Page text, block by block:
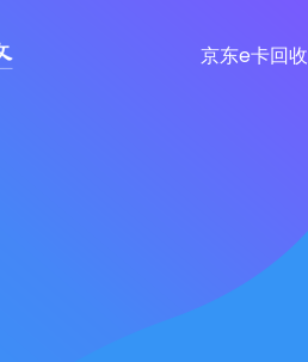
京东e卡回收